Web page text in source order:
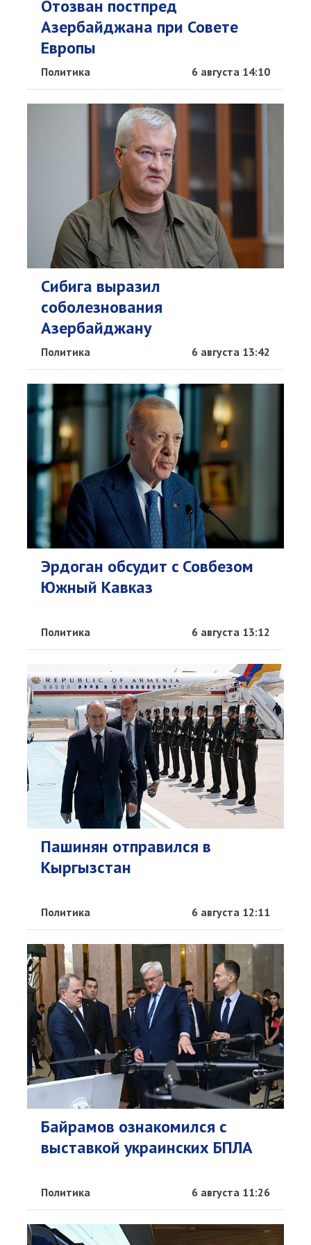
Отозван постпред
Азербайджана при Совете
Европы
Политика 6 августа 14:10
Сибига выразил
соболезнования
Азербайджану
Политика 6 августа 13:42
Эрдоган обсудит c Совбезом
Южный Кавказ
Политика 6 августа 13:12
Пашинян отправился в
Кыргызстан
Политика 6 августа 12:11
Байрамов ознакомился с
выставкой украинских БПЛА
Политика 6 августа 11:26